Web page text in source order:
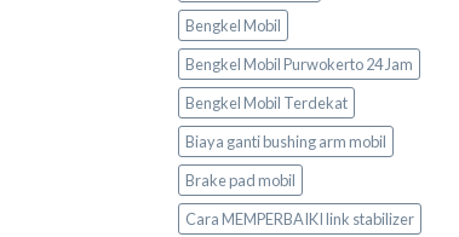
Bengkel Mobil
Bengkel Mobil Purwokerto 24 Jam
Bengkel Mobil Terdekat
Biaya ganti bushing arm mobil
Brake pad mobil
Cara MEMPERBAIKI link stabilizer